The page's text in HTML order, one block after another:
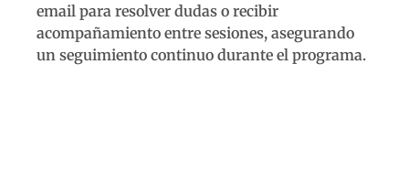
email para resolver dudas o recibir
acompañamiento entre sesiones, asegurando
un seguimiento continuo durante el programa.